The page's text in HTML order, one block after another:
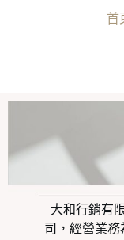
首
大和行銷有
司，經營業